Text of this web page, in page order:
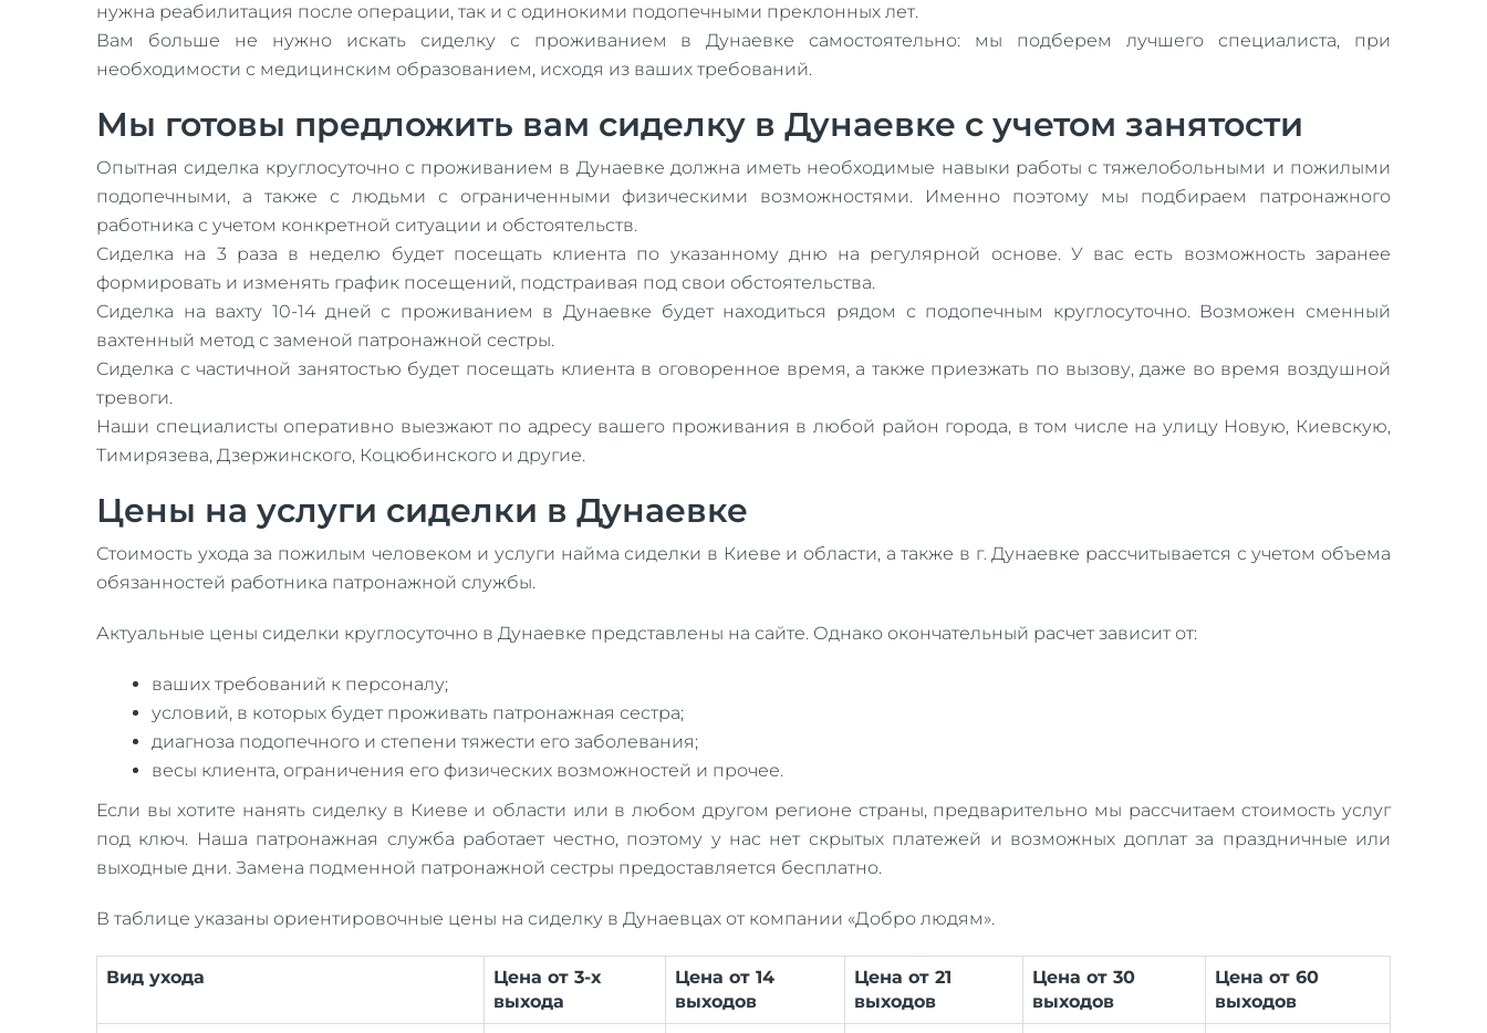
нужна реабилитация после операции, так и с одинокими подопечными преклонных лет.
Вам больше не нужно искать сиделку с проживанием в Дунаевке самостоятельно: мы подберем лучшего специалиста, при
необходимости с медицинским образованием, исходя из ваших требований.
Мы готовы предложить вам сиделку в Дунаевке с учетом занятости
Опытная сиделка круглосуточно с проживанием в Дунаевке должна иметь необходимые навыки работы с тяжелобольными и пожилыми
подопечными, а также с людьми с ограниченными физическими возможностями. Именно поэтому мы подбираем патронажного
работника с учетом конкретной ситуации и обстоятельств.
Сиделка на 3 раза в неделю будет посещать клиента по указанному дню на регулярной основе. У вас есть возможность заранее
формировать и изменять график посещений, подстраивая под свои обстоятельства.
Сиделка на вахту 10-14 дней с проживанием в Дунаевке будет находиться рядом с подопечным круглосуточно. Возможен сменный
вахтенный метод с заменой патронажной сестры.
Сиделка с частичной занятостью будет посещать клиента в оговоренное время, а также приезжать по вызову, даже во время воздушной
тревоги.
Наши специалисты оперативно выезжают по адресу вашего проживания в любой район города, в том числе на улицу Новую, Киевскую,
Тимирязева, Дзержинского, Коцюбинского и другие.
Цены на услуги сиделки в Дунаевке
Стоимость ухода за пожилым человеком и услуги найма сиделки в Киеве и области, а также в г. Дунаевке рассчитывается с учетом объема
обязанностей работника патронажной службы.
Актуальные цены сиделки круглосуточно в Дунаевке представлены на сайте. Однако окончательный расчет зависит от:
ваших требований к персоналу;
условий, в которых будет проживать патронажная сестра;
диагноза подопечного и степени тяжести его заболевания;
весы клиента, ограничения его физических возможностей и прочее.
Если вы хотите нанять сиделку в Киеве и области или в любом другом регионе страны, предварительно мы рассчитаем стоимость услуг
под ключ. Наша патронажная служба работает честно, поэтому у нас нет скрытых платежей и возможных доплат за праздничные или
выходные дни. Замена подменной патронажной сестры предоставляется бесплатно.
В таблице указаны ориентировочные цены на сиделку в Дунаевцах от компании «Добро людям».
Вид ухода
Цена от 3-х
выхода
Цена от 14
выходов
Цена от 21
выходов
Цена от 30
выходов
Цена от 60
выходов